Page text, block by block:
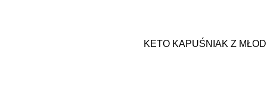
KETO KAPUŚNIAK Z